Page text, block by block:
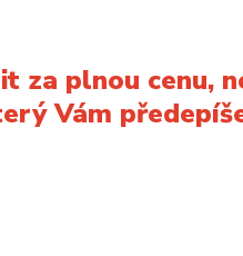
za plnou cenu,
Vám